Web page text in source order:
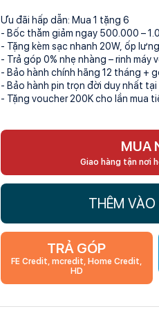
Ưu đãi hấp dẫn: Mua 1 tặng 6
- Bốc thăm giảm ngay 500.000 –
- Tặng kèm sạc nhanh 20W, ốp
- Trả góp 0% nhẹ nhàng – rinh máy
- Bảo hành chính hãng 12 tháng +
- Bảo hành pin trọn đời duy nhất tại
- Tặng voucher 200K cho lần mua
MUA
Giao hàng tận nơi
THÊM
TRẢ GÓP
FE Credit, mcredit, Home Credit,
HD